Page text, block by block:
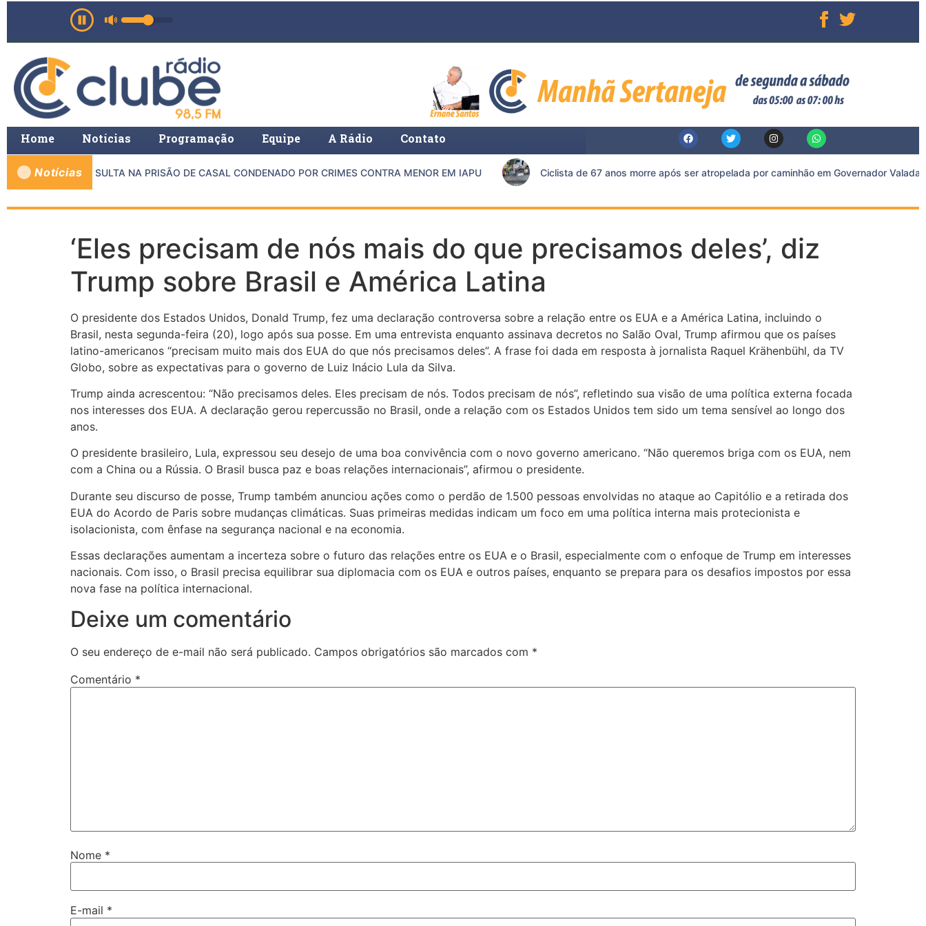
Home Notícias Programação Equipe A Rádio Contato
Notícias
MP E PMMG RESULTA NA PRISÃO DE CASAL CONDENADO POR CRIMES CONTRA MENOR EM IAPU Ciclista de 67 anos morre após ser atropelada por caminhão em Governador Valadares
‘Eles precisam de nós mais do que precisamos deles’, diz
Trump sobre Brasil e América Latina
O presidente dos Estados Unidos, Donald Trump, fez uma declaração controversa sobre a relação entre os EUA e a América Latina, incluindo o
Brasil, nesta segunda-feira (20), logo após sua posse. Em uma entrevista enquanto assinava decretos no Salão Oval, Trump afirmou que os países
latino-americanos “precisam muito mais dos EUA do que nós precisamos deles”. A frase foi dada em resposta à jornalista Raquel Krähenbühl, da TV
Globo, sobre as expectativas para o governo de Luiz Inácio Lula da Silva.
Trump ainda acrescentou: “Não precisamos deles. Eles precisam de nós. Todos precisam de nós”, refletindo sua visão de uma política externa focada
nos interesses dos EUA. A declaração gerou repercussão no Brasil, onde a relação com os Estados Unidos tem sido um tema sensível ao longo dos
anos.
O presidente brasileiro, Lula, expressou seu desejo de uma boa convivência com o novo governo americano. “Não queremos briga com os EUA, nem
com a China ou a Rússia. O Brasil busca paz e boas relações internacionais”, afirmou o presidente.
Durante seu discurso de posse, Trump também anunciou ações como o perdão de 1.500 pessoas envolvidas no ataque ao Capitólio e a retirada dos
EUA do Acordo de Paris sobre mudanças climáticas. Suas primeiras medidas indicam um foco em uma política interna mais protecionista e
isolacionista, com ênfase na segurança nacional e na economia.
Essas declarações aumentam a incerteza sobre o futuro das relações entre os EUA e o Brasil, especialmente com o enfoque de Trump em interesses
nacionais. Com isso, o Brasil precisa equilibrar sua diplomacia com os EUA e outros países, enquanto se prepara para os desafios impostos por essa
nova fase na política internacional.
Deixe um comentário
O seu endereço de e-mail não será publicado. Campos obrigatórios são marcados com *
Comentário *
Nome *
E-mail *